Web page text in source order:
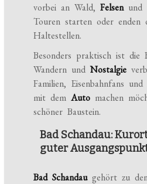
vorbei an Wald,Felsenund
Touren starten oder enden
Haltestellen.
Besonders praktisch ist die
Wandern undNostalgie
Familien, Eisenbahnfans
mit demAuto machen
schöner Baustein.
Bad Schandau:
guter
Bad Schandaugehört zu